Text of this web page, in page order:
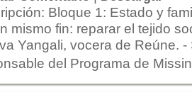
Bloque 1: Estado y
mismo fin: reparar el tejido
Yangali, vocera de Reúne. -
del Programa de